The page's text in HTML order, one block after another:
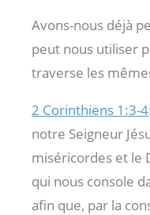
Avons-nous déjà
peut nous utiliser
traverse les
2 Corinthiens 1:3-4
notre Seigneur
miséricordes et le
qui nous console
afin que, par la